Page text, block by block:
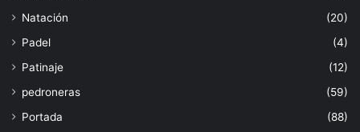
Natación
(20)
Padel
(4)
Patinaje
(12)
pedroneras
(59)
Portada
(88)